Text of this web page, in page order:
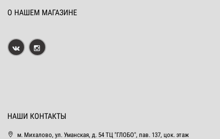
О НАШЕМ МАГАЗИНЕ
НАШИ КОНТАКТЫ
м. Михалово, ул. Уманская, д. 54 ТЦ "ГЛОБО", пав. 137, цок. этаж